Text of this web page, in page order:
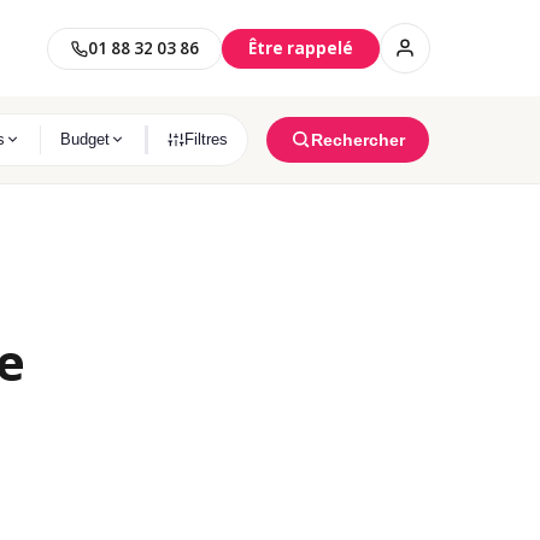
01 88 32 03 86 Être rappelé
Saint-Maur-Des-Fossés
Budget Filtres Rechercher